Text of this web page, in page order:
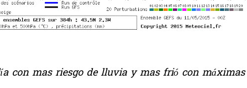
con mas riesgo de lluvia y mas frió con máximas